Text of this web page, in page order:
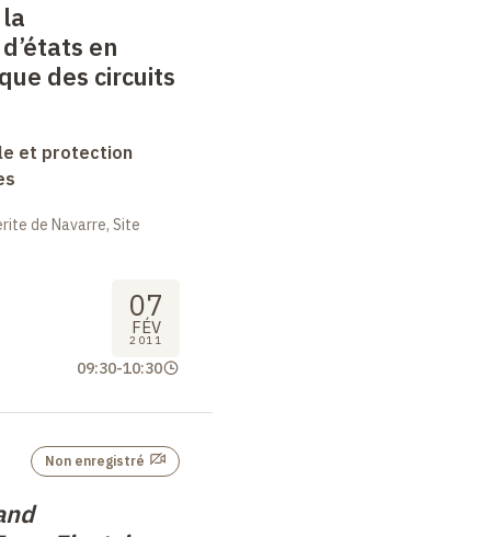
en
des circuits
et protection
de Navarre, Site
07
FÉV
2011
09:30-10:30
Non enregistré